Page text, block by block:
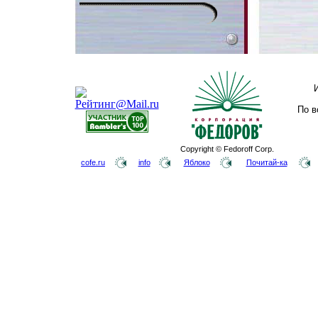
Copyright © Fedoroff Corp.
По
cofe.ru info Яблоко Почитай-ка